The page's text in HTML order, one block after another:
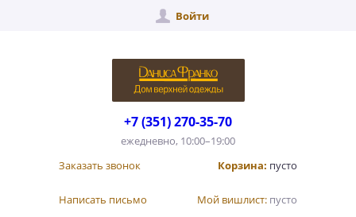
Войти
+7 (351) 270-35-70
ежедневно, 10:00–19:00
Заказать звонок
Написать письмо
Корзина: пусто
Мой вишлист: пусто